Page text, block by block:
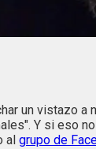
un vistazo a
Y si eso
al grupo de